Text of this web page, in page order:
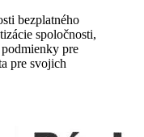
bezplatného
spoločnosti,
pre
pre svojich